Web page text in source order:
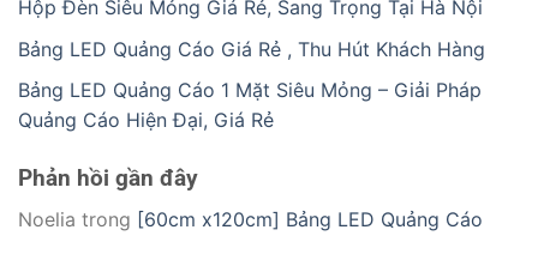
Hộp Đèn Siêu Mỏng Giá Rẻ, Sang Trọng Tại Hà Nội
Bảng LED Quảng Cáo Giá Rẻ , Thu Hút Khách Hàng
Bảng LED Quảng Cáo 1 Mặt Siêu Mỏng – Giải Pháp
Quảng Cáo Hiện Đại, Giá Rẻ
Phản hồi gần đây
Noelia trong [60cm x120cm] Bảng LED Quảng Cáo